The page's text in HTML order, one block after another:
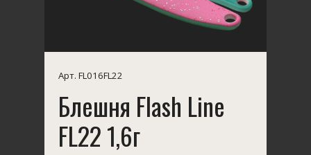
Арт. FL016FL22
Блешня Flash Line
FL22 1,6г